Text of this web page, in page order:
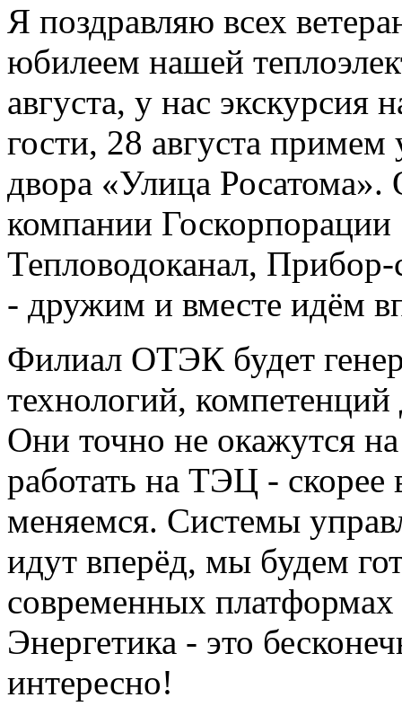
Я поздравляю всех
юбилеем нашей
августа, у нас
гости, 28 августа примем
двора «Улица
компании
Тепловодоканал,
- дружим и вместе идём
Филиал ОТЭК будет
технологий,
Они точно не окажутся
работать на ТЭЦ -
меняемся. Системы
идут вперёд, мы будем
современных
Энергетика - это
интересно!